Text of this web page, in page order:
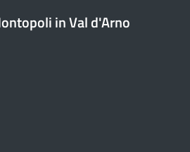
in Val d'Arno